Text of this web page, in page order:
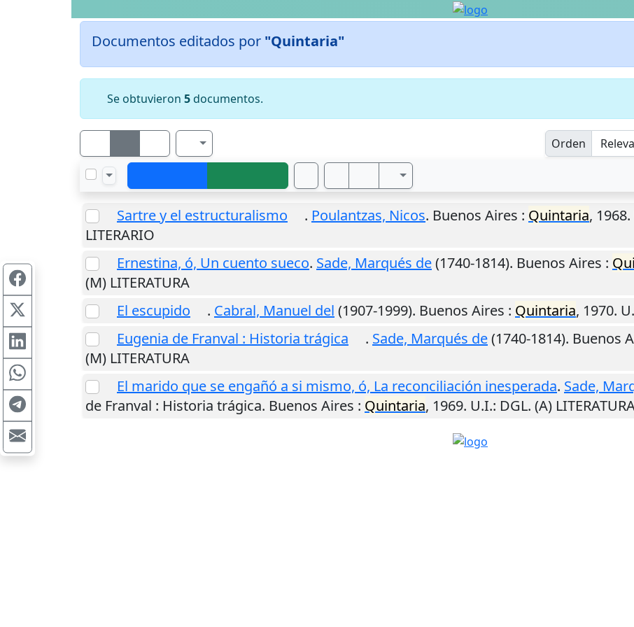
Documentos editados por "Quintaria"
Se obtuvieron 5documentos.
Orden
Sartre y el estructuralismo . Poulantzas, Nicos. Buenos Aires : Quintaria, 1968.
LITERARIO
Ernestina, ó, Un cuento sueco. Sade, Marqués de(1740-1814). Buenos Aires :
(M) LITERATURA
El escupido
. Cabral, Manuel del (1907-1999). Buenos Aires : Quintaria, 1970.
Eugenia de Franval : Historia trágica
. Sade, Marqués de(1740-1814). Buenos
(M) LITERATURA
El marido que se engañó a si mismo, ó, La reconciliación inesperada. Sade,
de Franval : Historia trágica. Buenos Aires : Quintaria, 1969. U.I.: DGL. (A)